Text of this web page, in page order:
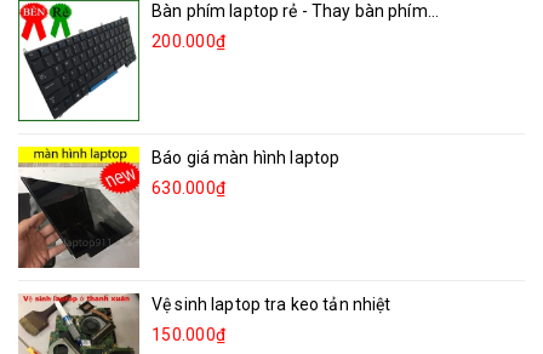
Bàn phím laptop rẻ - Thay bàn phím...
200.000₫
Báo giá màn hình laptop
630.000₫
Vệ sinh laptop tra keo tản nhiệt
150.000₫